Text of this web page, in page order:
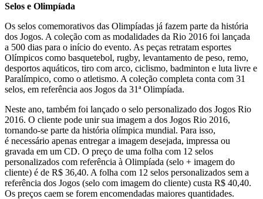
Selos e Olimpíada
Os selos comemorativos das Olimpíadas já fazem parte da história
dos Jogos. A coleção com as modalidades da Rio 2016 foi lançada
a 500 dias para o início do evento. As peças retratam esportes
Olímpicos como basquetebol, rugby, levantamento de peso, remo,
desportos aquáticos, tiro com arco, ciclismo, badminton e luta livre e
Paralímpico, como o atletismo. A coleção completa conta com 31
selos, em referência aos Jogos da 31ª Olimpíada.
Neste ano, também foi lançado o selo personalizado dos Jogos Rio
2016. O cliente pode unir sua imagem a dos Jogos Rio 2016,
tornando-se parte da história olímpica mundial. Para isso,
é necessário apenas entregar a imagem desejada, impressa ou
gravada em um CD. O preço de uma folha com 12 selos
personalizados com referência à Olimpíada (selo + imagem do
cliente) é de R$ 36,40. A folha com 12 selos personalizados sem a
referência dos Jogos (selo com imagem do cliente) custa R$ 40,40.
Os preços caem se forem encomendadas maiores quantidades.